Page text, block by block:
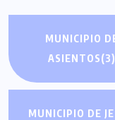
MUNICIPIO
ASIENTOS(3)
MUNICIPIO DE